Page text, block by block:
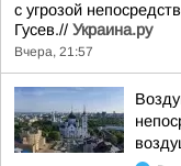
с угрозой
Гусев.// Украина.ру
Вчера, 21:57